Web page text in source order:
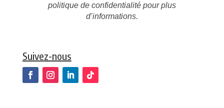
politique de confidentialitépour plus
d’informations.
Suivez-nous